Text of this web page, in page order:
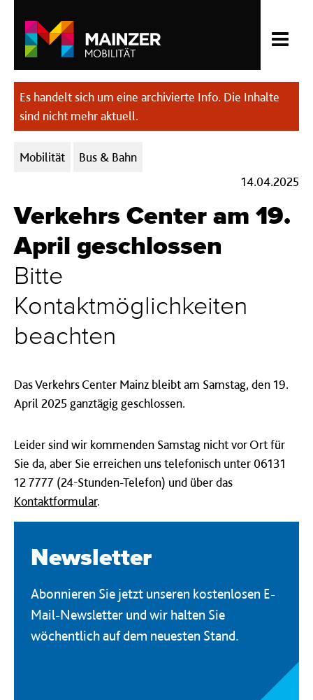
Es handelt sich um eine archivierte Info. Die Inhalte
sind nicht mehr aktuell.
Kategorien:
Mobilität
Bus & Bahn
14.04.2025
Verkehrs Center am 19.
April geschlossen
Bitte
Kontaktmöglichkeiten
beachten
Das Verkehrs Center Mainz bleibt am Samstag, den 19.
April 2025 ganztägig geschlossen.
Leider sind wir kommenden Samstag nicht vor Ort für
Sie da, aber Sie erreichen uns telefonisch unter 06131
12 7777 (24-Stunden-Telefon) und über das
Kontaktformular.
Newsletter
Abonnieren Sie jetzt unseren kostenlosen E-
Mail-Newsletter und wir halten Sie
wöchentlich auf dem neuesten Stand.